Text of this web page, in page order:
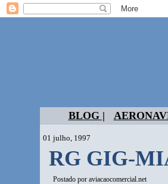
BLOG |
01 julho, 1997
RG GIG-
Postado poraviacaocomercial.net